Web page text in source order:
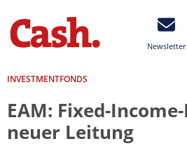
Newsletter
INVESTMENTFONDS
EAM: Fixed-
neuer Leitung